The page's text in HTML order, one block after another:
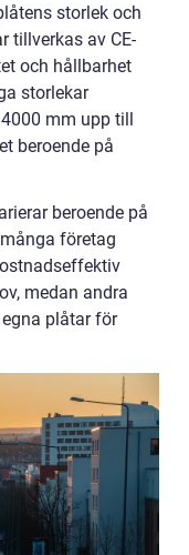
storlek och
tillverkas av CE-
och hållbarhet
storlekar
mm upp till
beroende på
beroende på
företag
medan andra
plåtar för